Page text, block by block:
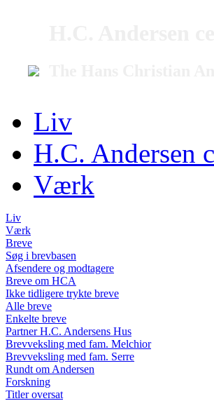
Liv
H.C. Andersen
Værk
Liv
Værk
Breve
Søg i brevbasen
Afsendere og modtagere
Breve om HCA
Ikke tidligere trykte breve
Alle breve
Enkelte breve
Partner H.C. Andersens Hus
Brevveksling med fam. Melchior
Brevveksling med fam. Serre
Rundt om Andersen
Forskning
Titler oversat